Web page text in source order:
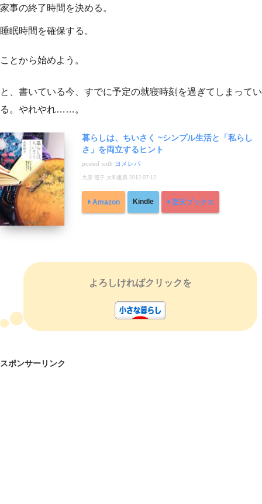
家事の終了時間を決める。
睡眠時間を確保する。
ことから始めよう。
と、書いている今、すでに予定の就寝時刻を過ぎてしまってい
る。やれやれ……。
暮らしは、ちいさく ~シンプル生活と「私らし
さ」を両立するヒント
posted with ヨメレバ
大原 照子 大和書房 2012-07-12
Amazon Kindle 楽天ブックス
よろしければクリックを
スポンサーリンク